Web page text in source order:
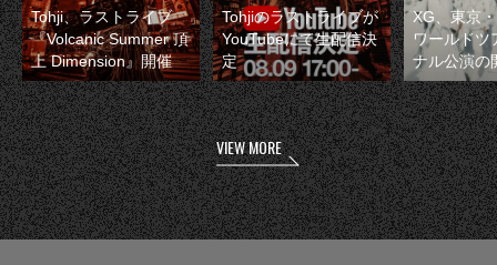
Tohji、ラストライブ
『Volcanic Summer 頂
上 Dimension』開催
Tohjiのラストライブが
YouTubeにて生配信決
定
XG、東京
ワールドツ
ナル公演の
VIEW MORE